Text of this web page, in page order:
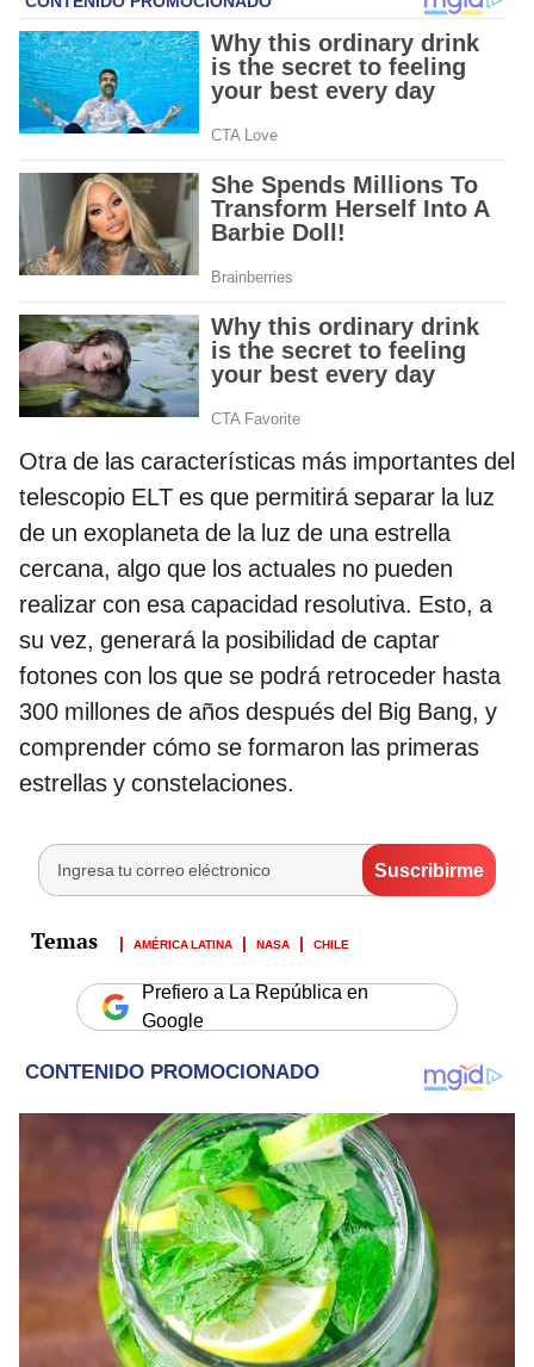
Otra de las características más importantes del
telescopio ELT es que permitirá separar la luz
de un exoplaneta de la luz de una estrella
cercana, algo que los actuales no pueden
realizar con esa capacidad resolutiva. Esto, a
su vez, generará la posibilidad de captar
fotones con los que se podrá retroceder hasta
300 millones de años después del Big Bang, y
comprender cómo se formaron las primeras
estrellas y constelaciones.
AMÉRICA LATINA NASA CHILE
Prefiero a La República en
Google